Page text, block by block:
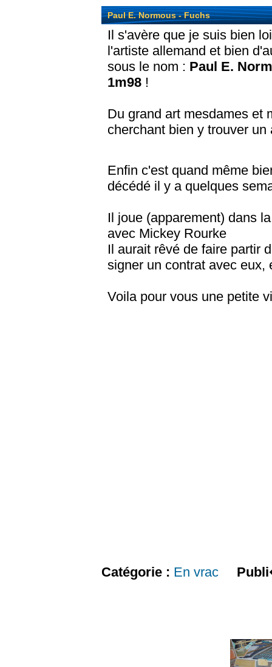
Paul E. Normous - Fuchs
Il s'avère que je suis bien
l'artiste allemand et bien
sous le nom : Paul E.
1m98 !
Du grand art mesdames et
cherchant bien y trouver
Enfin c'est quand même
décédé il y a quelques
Il joue (apparement) dans
avec Mickey Rourke
Il aurait rêvé de faire partir
signer un contrat avec eux,
Voila pour vous une petite
Catégorie : En vrac